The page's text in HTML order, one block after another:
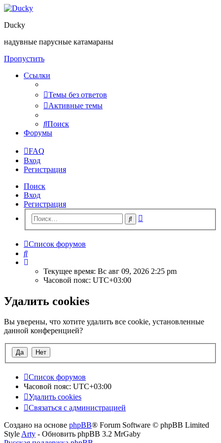
Ducky
надувные парусные катамараны
Пропустить
Ссылки
Темы без ответов
Активные темы
Поиск
Форумы
FAQ
Вход
Регистрация
Поиск
Вход
Регистрация
Поиск
Список форумов
Поиск
Текущее время: Вс авг 09, 2026 2:25 pm
Часовой пояс: UTC+03:00
Удалить cookies
Вы уверены, что хотите удалить все cookie, установленные
данной конференцией?
Список форумов
Часовой пояс: UTC+03:00
Удалить cookies
Связаться с администрацией
Создано на основе phpBB® Forum Software © phpBB Limited
Style Arty - Обновить phpBB 3.2 MrGaby